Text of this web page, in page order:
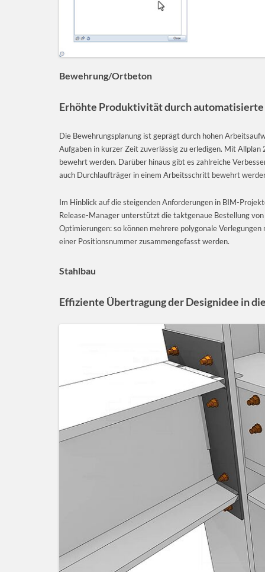
Bewehrung/Ortbeton
Erhöhte Produktivität durch
Die Bewehrungsplanung ist geprägt durch hohen
Aufgaben in kurzer Zeit zuverlässig zu erledigen. Mit
bewehrt werden. Darüber hinaus gibt es zahlreiche
auch Durchlaufträger in einem Arbeitsschritt bewehrt
Im Hinblick auf die steigenden Anforderungen in BIM-
Release-Manager unterstützt die taktgenaue Bestellung
Optimierungen: so können mehrere polygonale
einer Positionsnummer zusammengefasst werden.
Stahlbau
Effiziente Übertragung der Designidee in